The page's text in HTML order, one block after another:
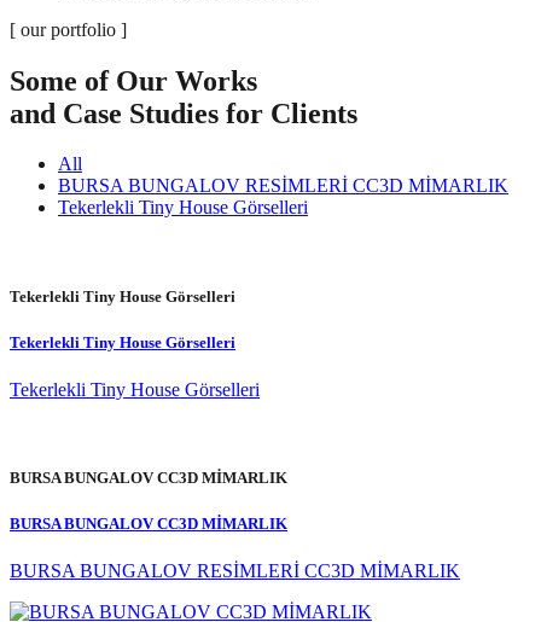
[ our portfolio ]
Some of Our Works
and Case Studies for Clients
All
BURSA BUNGALOV RESİMLERİ CC3D MİMARLIK
Tekerlekli Tiny House Görselleri
Tekerlekli Tiny House Görselleri
Tekerlekli Tiny House Görselleri
Tekerlekli Tiny House Görselleri
BURSA BUNGALOV CC3D MİMARLIK
BURSA BUNGALOV CC3D MİMARLIK
BURSA BUNGALOV RESİMLERİ CC3D MİMARLIK